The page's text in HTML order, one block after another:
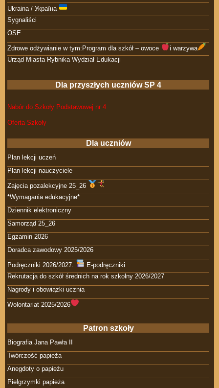
Ukraina / Україна
Sygnaliści
OSE
Zdrowe odżywianie w tym:Program dla szkół – owoce
i warzywa
Urząd Miasta Rybnika Wydział Edukacji
Dla przyszłych uczniów SP 4
Nabór do Szkoły Podstawowej nr 4
Oferta Szkoły
Dla uczniów
Plan lekcji uczeń
Plan lekcji nauczyciele
Zajęcia pozalekcyjne 25_26
*Wymagania edukacyjne*
Dziennik elektroniczny
Samorząd 25_26
Egzamin 2026
Doradca zawodowy 2025/2026
Podręczniki 2026/2027.
E-podręczniki
Rekrutacja do szkół średnich na rok szkolny 2026/2027
Nagrody i obowiązki ucznia
Wolontariat 2025/2026
Patron szkoły
Biografia Jana Pawła II
Twórczość papieża
Anegdoty o papieżu
Pielgrzymki papieża